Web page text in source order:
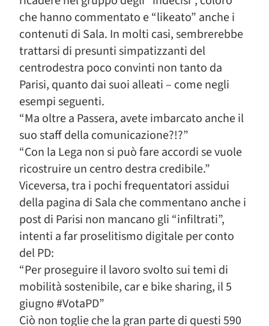
che hanno commentato e “likeato” anche i
contenuti di Sala. In molti casi, sembrerebbe
trattarsi di presunti simpatizzanti del
centrodestra poco convinti non tanto da
Parisi, quanto dai suoi alleati – come negli
esempi seguenti.
“Ma oltre a Passera, avete imbarcato anche il
suo staff della comunicazione?!?”
“Con la Lega non si può fare accordi se vuole
ricostruire un centro destra credibile.”
Viceversa, tra i pochi frequentatori assidui
della pagina di Sala che commentano anche i
post di Parisi non mancano gli “infiltrati”,
intenti a far proselitismo digitale per conto
del PD:
“Per proseguire il lavoro svolto sui temi di
mobilità sostenibile, car e bike sharing, il 5
giugno #VotaPD”
Ciò non toglie che la gran parte di questi 590